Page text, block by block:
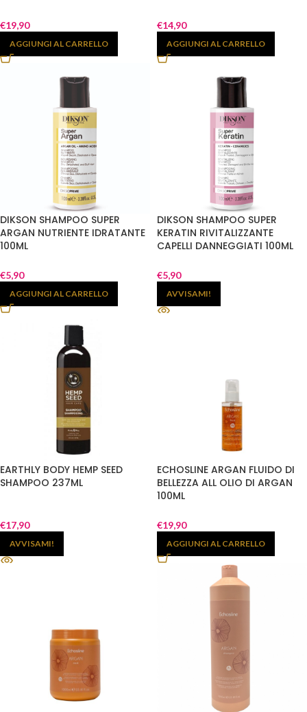
€19,90
AGGIUNGI AL CARRELLO
€14,90
AGGIUNGI AL CARRELLO
DIKSON SHAMPOO SUPER
ARGAN NUTRIENTE IDRATANTE
100ML
€5,90
AGGIUNGI AL CARRELLO
DIKSON SHAMPOO SUPER
KERATIN RIVITALIZZANTE
CAPELLI DANNEGGIATI 100ML
€5,90
AVVISAMI!
EARTHLY BODY HEMP SEED
SHAMPOO 237ML
€17,90
AVVISAMI!
ECHOSLINE ARGAN FLUIDO DI
BELLEZZA ALL OLIO DI ARGAN
100ML
€19,90
AGGIUNGI AL CARRELLO